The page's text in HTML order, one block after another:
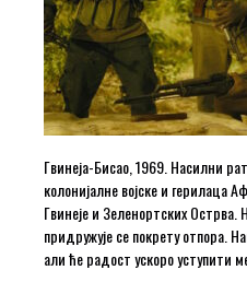
Гвинеја-Бисао, 1969. Насилни
колонијалне војске и герилаца
Гвинеје и Зеленортских Острва.
придружује се покрету отпора.
али ће радост ускоро уступити